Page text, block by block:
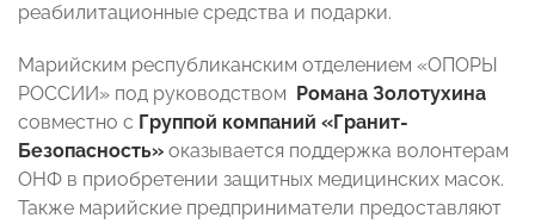
реабилитационные средства и подарки.
Марийским республиканским отделением «ОПОРЫ
РОССИИ» под руководством
Романа Золотухина
совместно с Группой компаний «Гранит-
Безопасность» оказывается поддержка волонтерам
ОНФ в приобретении защитных медицинских масок.
Также марийские предприниматели предоставляют